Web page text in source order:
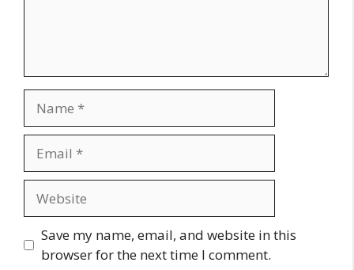
Save my name, email, and website in this
browser for the next time I comment.